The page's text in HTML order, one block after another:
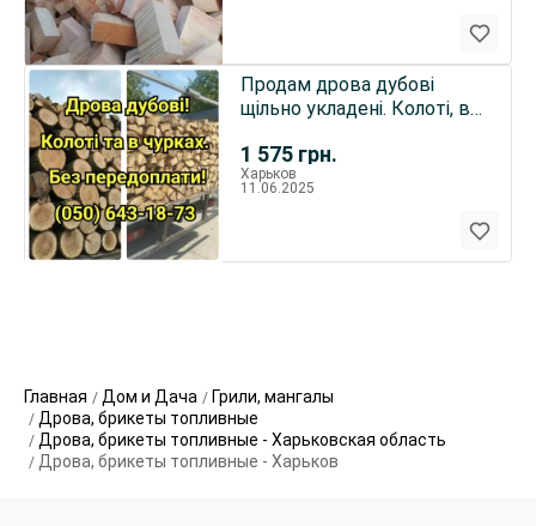
1 575 грн.
Продам дрова дубові
щільно укладені. Колоті, в
Харьков
11.06.2025
Главная Дом и Дача
Грили, мангалы
Дрова, брикеты топливные
Дрова, брикеты топливные - Харьковская область
Дрова, брикеты топливные - Харьков